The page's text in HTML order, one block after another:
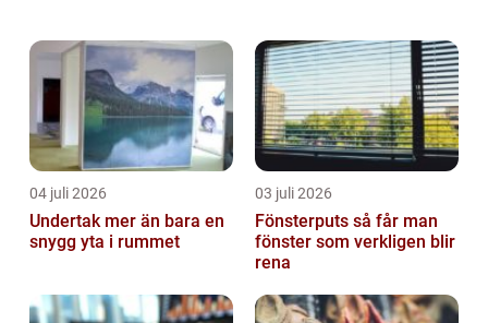
har utvecklats för ...
04 juli 2026
Undertak mer än bara en
snygg yta i rummet
03 juli 2026
Fönsterputs så får man
fönster som verkligen blir
rena